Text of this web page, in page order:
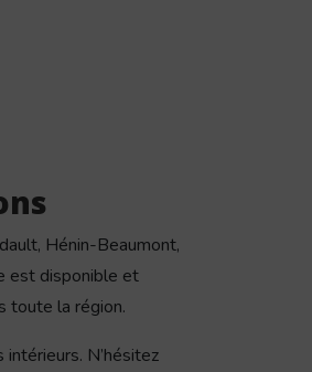
Hénin-Beaumont,
est disponible et
toute la région.
N’hésitez